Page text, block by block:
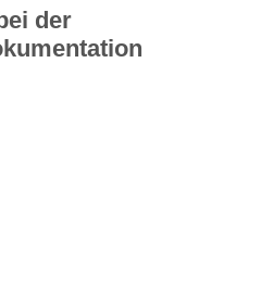
der